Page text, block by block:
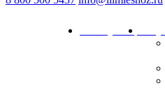
Калькулятор